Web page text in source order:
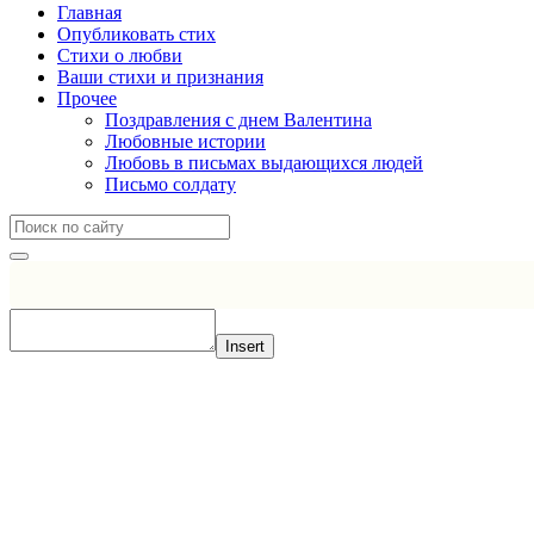
Главная
Опубликовать стих
Стихи о любви
Ваши стихи и признания
Прочее
Поздравления с днем Валентина
Любовные истории
Любовь в письмах выдающихся людей
Письмо солдату
Insert